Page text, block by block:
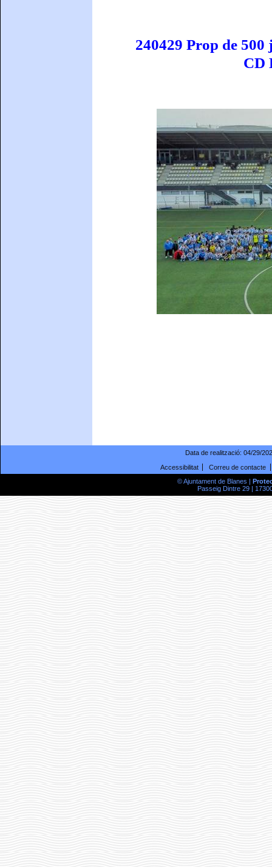
240429 Prop de
CD
Data de realització: 04/29/
Accessibilitat
Correu de contacte
© Ajuntament de Blanes |
Passeig Dintre 29 |